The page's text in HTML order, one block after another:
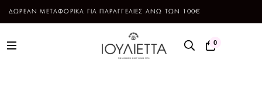
ΔΩΡΕΑΝ ΜΕΤΑΦΟΡΙΚΑ ΓΙΑ ΠΑΡΑΓΓΕΛΙΕΣ ΑΝΩ ΤΩΝ 100€
0